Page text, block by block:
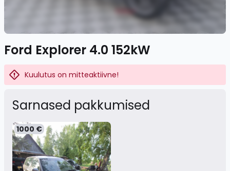
Ford Explorer 4.0 152kW
Kuulutus on mitteaktiivne!
Sarnased pakkumised
1000 €